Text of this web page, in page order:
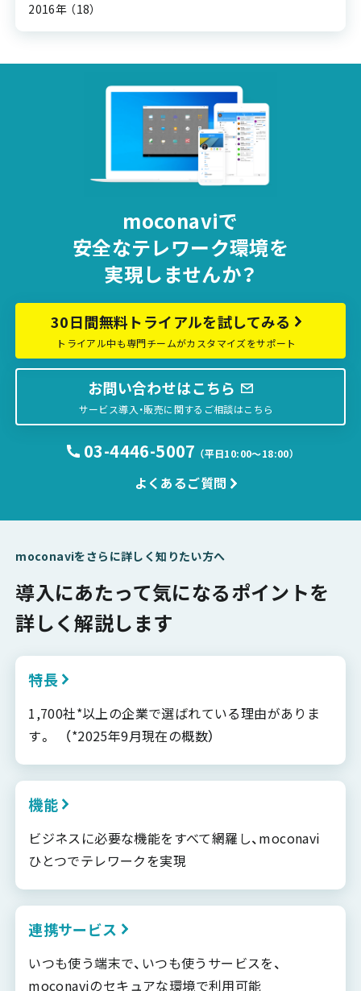
2016年 （18）
moconaviで
安全なテレワーク環境を
実現しませんか？
30日間無料トライアルを試してみる
トライアル中も専門チームがカスタマイズをサポート
お問い合わせはこちら
サービス導入・販売に関するご相談はこちら
03-4446-5007 （平日10:00〜18:00）
よくあるご質問
moconaviをさらに詳しく知りたい方へ
導入にあたって気になるポイントを
詳しく解説します
特長
1,700社*以上の企業で選ばれている理由がありま
す。 （*2025年9月現在の概数）
機能
ビジネスに必要な機能をすべて網羅し、moconavi
ひとつでテレワークを実現
連携サービス
いつも使う端末で、いつも使うサービスを、
moconaviのセキュアな環境で利用可能